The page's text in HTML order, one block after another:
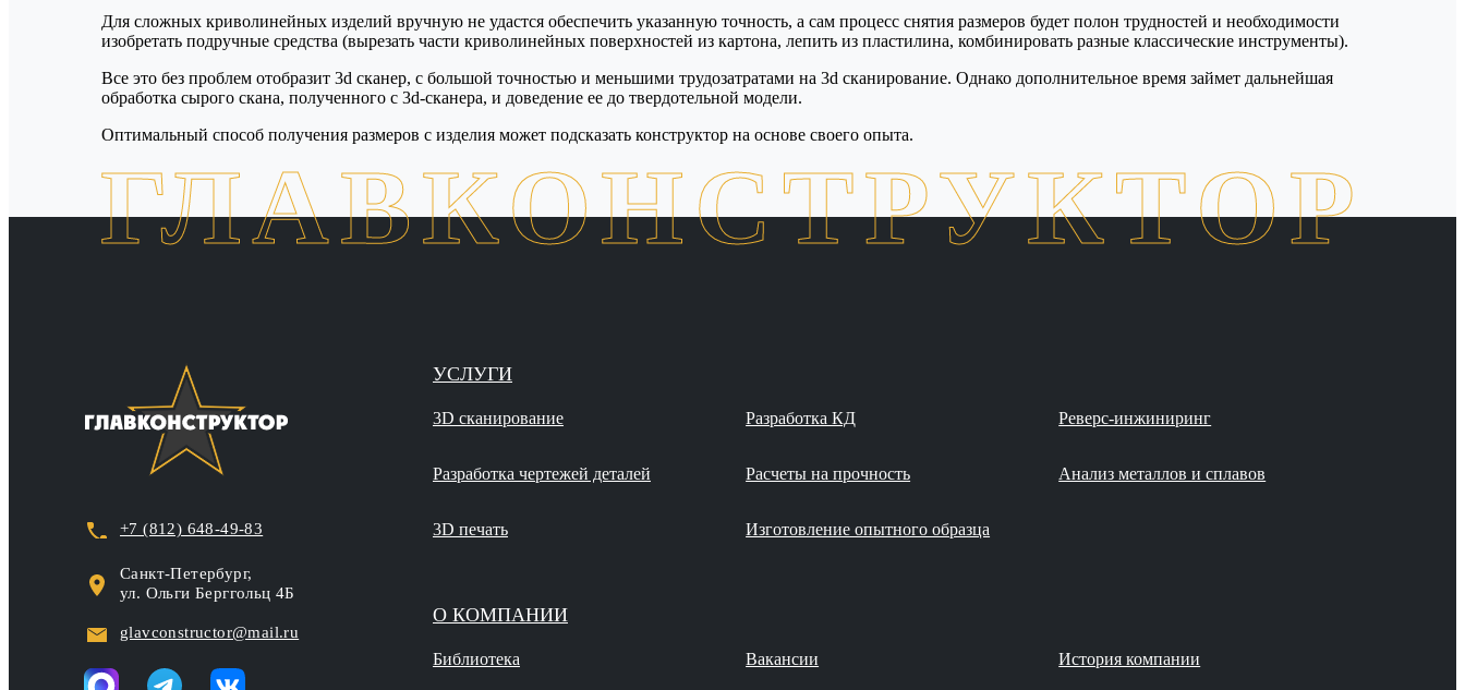
Для сложных криволинейных изделий вручную не удастся обеспечить указанную точность, а сам процесс снятия размеров будет полон трудностей и необходимости
изобретать подручные средства (вырезать части криволинейных поверхностей из картона, лепить из пластилина, комбинировать разные классические инструменты).
Все это без проблем отобразит 3d сканер, с большой точностью и меньшими трудозатратами на 3d сканирование. Однако дополнительное время займет дальнейшая
обработка сырого скана, полученного с 3d-сканера, и доведение ее до твердотельной модели.
Оптимальный способ получения размеров с изделия может подсказать конструктор на основе своего опыта.
ГЛАВКОНСТРУКТОР
+7 (812) 648-49-83
Санкт‑Петербург,
ул. Ольги Берггольц 4Б
glavconstructor@mail.ru
УСЛУГИ
3D сканирование Разработка КД Реверс-инжиниринг
Разработка чертежей деталей Расчеты на прочность Анализ металлов и сплавов
3D печать Изготовление опытного образца
О КОМПАНИИ
Библиотека Вакансии История компании